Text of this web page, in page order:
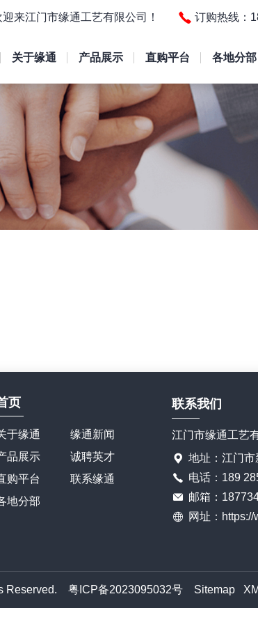
关于缘通 产品展示 直购平台 各地分部
迎来江门市缘通工艺有限公司！ 订购热线：
页
于缘通
品展示
购平台
地分部
缘通新闻
诚聘英才
联系缘通
联系我们
江门市缘通工艺
地址：江门
电话：189
邮箱：
网址：
Reserved. 粤ICP备2023095032号 Sitemap